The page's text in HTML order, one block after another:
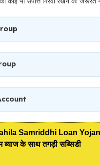
Samriddhi Loan Yojana:
ब्याज के साथ तगड़ी सब्सिडी